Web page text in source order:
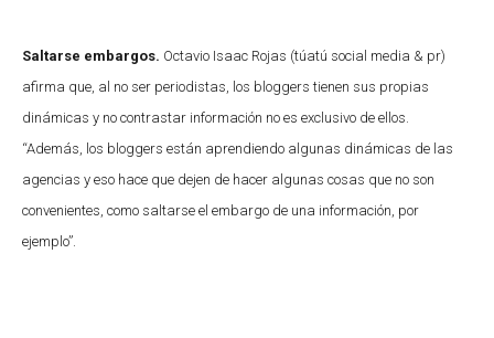
Saltarse embargos. Octavio Isaac Rojas (túatú social media & pr)
afirma que, al no ser periodistas, los bloggers tienen sus propias
dinámicas y no contrastar información no es exclusivo de ellos.
“Además, los bloggers están aprendiendo algunas dinámicas de las
agencias y eso hace que dejen de hacer algunas cosas que no son
convenientes, como saltarse el embargo de una información, por
ejemplo”.